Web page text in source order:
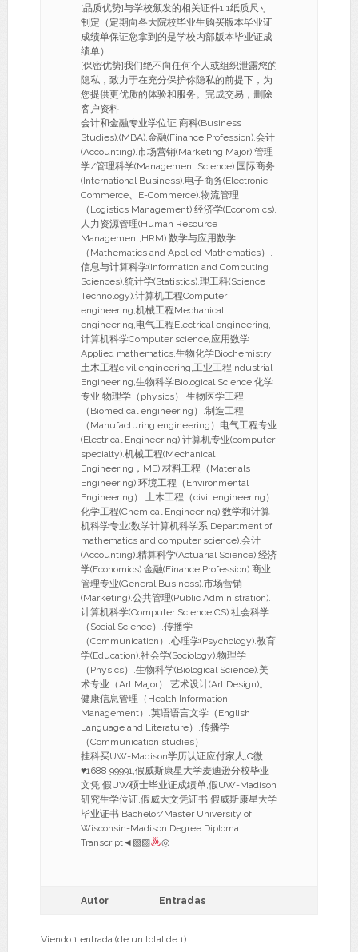
[品质优势]与学校颁发的相关证件1:1纸质尺寸
制定（定期向各大院校毕业生购买版本毕业证
成绩单保证您拿到的是学校内部版本毕业证成
绩单）
[保密优势]我们绝不向任何个人或组织泄露您的
隐私，致力于在充分保护你隐私的前提下，为
您提供更优质的体验和服务。完成交易，删除
客户资料
会计和金融专业学位证 商科(Business
Studies).(MBA).金融(Finance Profession).会计
(Accounting).市场营销(Marketing Major).管理
学/管理科学(Management Science).国际商务
(International Business).电子商务(Electronic
Commerce、E-Commerce).物流管理
（Logistics Management).经济学(Economics).
人力资源管理(Human Resource
Management;HRM).数学与应用数学
（Mathematics and Applied Mathematics）.
信息与计算科学(Information and Computing
Sciences).统计学(Statistics).理工科(Science
Technology).计算机工程Computer
engineering,机械工程Mechanical
engineering,电气工程Electrical engineering,
计算机科学Computer science,应用数学
Applied mathematics,生物化学Biochemistry,
土木工程civil engineering,工业工程Industrial
Engineering,生物科学Biological Science,化学
专业,物理学（physics）.生物医学工程
（Biomedical engineering）.制造工程
（Manufacturing engineering）电气工程专业
(Electrical Engineering).计算机专业(computer
specialty).机械工程(Mechanical
Engineering，ME).材料工程（Materials
Engineering).环境工程（Environmental
Engineering）.土木工程（civil engineering）.
化学工程(Chemical Engineering).数学和计算
机科学专业(数学计算机科学系 Department of
mathematics and computer science).会计
(Accounting).精算科学(Actuarial Science).经济
学(Economics).金融(Finance Profession).商业
管理专业(General Business).市场营销
(Marketing).公共管理(Public Administration).
计算机科学(Computer Science;CS).社会科学
（Social Science）.传播学
（Communication）.心理学(Psychology).教育
学(Education).社会学(Sociology).物理学
（Physics）.生物科学(Biological Science).美
术专业（Art Major）.艺术设计(Art Design)。
健康信息管理（Health Information
Management）.英语语言文学（English
Language and Literature）.传播学
（Communication studies）
挂科买UW-Madison学历认证应付家人,Q微
♥1688 99991,假威斯康星大学麦迪逊分校毕业
文凭,假UW硕士毕业证成绩单,假UW-Madison
研究生学位证,假威大文凭证书,假威斯康星大学
毕业证书 Bachelor/Master University of
Wisconsin-Madison Degree Diploma
Transcript◄▧▨
◎
Autor Entradas
Viendo 1 entrada (de un total de 1)